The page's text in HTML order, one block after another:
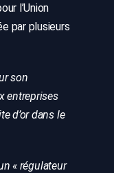
l’Union
par plusieurs
son
entreprises
d’or dans le
« régulateur